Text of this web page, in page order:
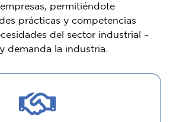
permitiéndote
prácticas y competencias
del sector industrial –
demanda la industria.